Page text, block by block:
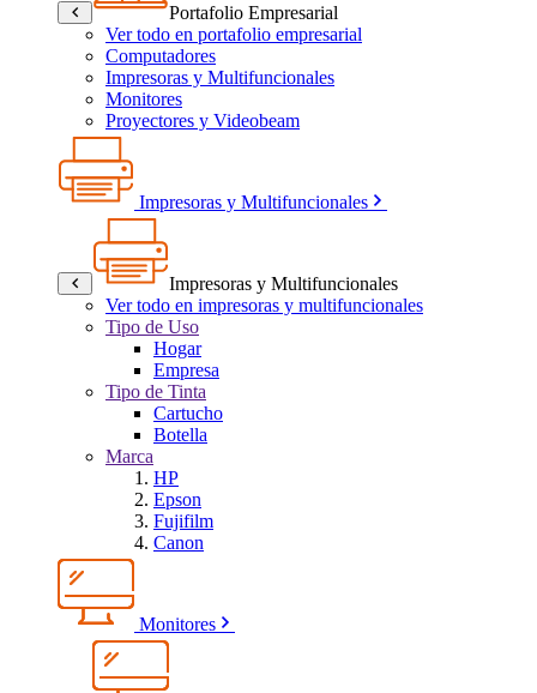
Portafolio Empresarial
Ver todo en portafolio empresarial
Computadores
Impresoras y Multifuncionales
Monitores
Proyectores y Videobeam
Impresoras y Multifuncionales
Impresoras y Multifuncionales
Ver todo en impresoras y multifuncionales
Tipo de Uso
Hogar
Empresa
Tipo de Tinta
Cartucho
Botella
Marca
HP
Epson
Fujifilm
Canon
Monitores